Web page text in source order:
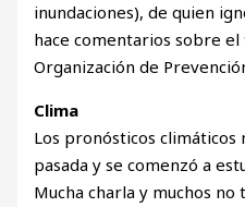
inundaciones), de quien
hace comentarios sobre
Organización de
Clima
Los pronósticos climáticos
pasada y se comenzó a
Mucha charla y muchos